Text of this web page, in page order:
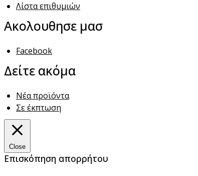
Λίστα επιθυμιών
Ακολουθησε μασ
Facebook
Δείτε ακόμα
Νέα προϊόντα
Σε έκπτωση
Close
Επισκόπηση απορρήτου